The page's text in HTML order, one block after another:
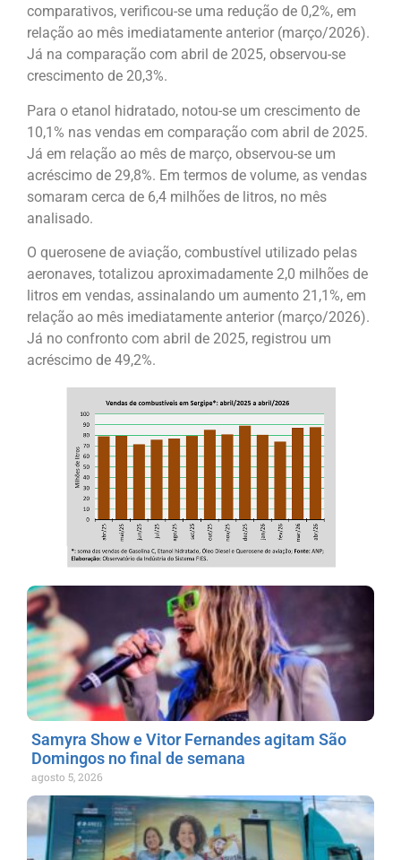
comparativos, verificou-se uma redução de 0,2%, em
relação ao mês imediatamente anterior (março/2026).
Já na comparação com abril de 2025, observou-se
crescimento de 20,3%.
Para o etanol hidratado, notou-se um crescimento de
10,1% nas vendas em comparação com abril de 2025.
Já em relação ao mês de março, observou-se um
acréscimo de 29,8%. Em termos de volume, as vendas
somaram cerca de 6,4 milhões de litros, no mês
analisado.
O querosene de aviação, combustível utilizado pelas
aeronaves, totalizou aproximadamente 2,0 milhões de
litros em vendas, assinalando um aumento 21,1%, em
relação ao mês imediatamente anterior (março/2026).
Já no confronto com abril de 2025, registrou um
acréscimo de 49,2%.
Samyra Show e Vitor Fernandes agitam São
Domingos no final de semana
agosto 5, 2026